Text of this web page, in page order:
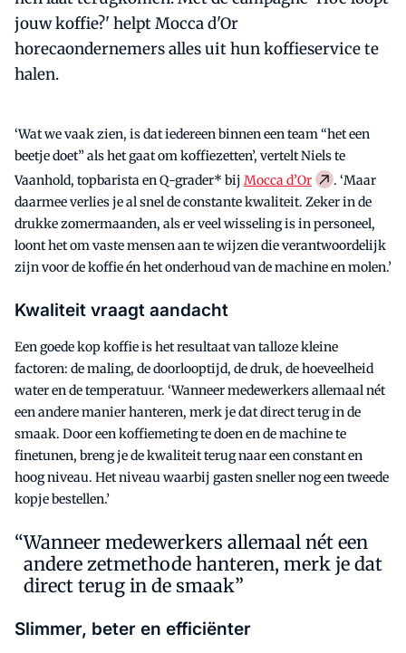
jouw koffie?' helpt Mocca d'Or
horecaondernemers alles uit hun koffieservice te
halen.
‘Wat we vaak zien, is dat iedereen binnen een team “het een
beetje doet” als het gaat om koffiezetten’, vertelt Niels te
Vaanhold, topbarista en Q-grader* bij Mocca d’Or
. ‘Maar
daarmee verlies je al snel de constante kwaliteit. Zeker in de
drukke zomermaanden, als er veel wisseling is in personeel,
loont het om vaste mensen aan te wijzen die verantwoordelijk
zijn voor de koffie én het onderhoud van de machine en molen.’
Kwaliteit vraagt aandacht
Een goede kop koffie is het resultaat van talloze kleine
factoren: de maling, de doorlooptijd, de druk, de hoeveelheid
water en de temperatuur. ‘Wanneer medewerkers allemaal nét
een andere manier hanteren, merk je dat direct terug in de
smaak. Door een koffiemeting te doen en de machine te
finetunen, breng je de kwaliteit terug naar een constant en
hoog niveau. Het niveau waarbij gasten sneller nog een tweede
kopje bestellen.’
Wanneer medewerkers allemaal nét een
andere zetmethode hanteren, merk je dat
direct terug in de smaak”
Slimmer, beter en efficiënter